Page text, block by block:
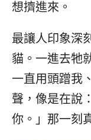
想擠進來。
最讓人印象深
貓。一進去牠
一直用頭蹭我
聲，像是在說
你。」那一刻